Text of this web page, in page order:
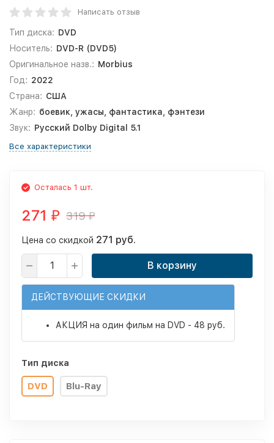
Написать отзыв
Тип диска: DVD
Носитель: DVD-R (DVD5)
Оригинальное назв.: Morbius
Год: 2022
Страна: США
Жанр: боевик, ужасы, фантастика, фэнтези
Звук: Русский Dolby Digital 5.1
Все характеристики
Осталась 1 шт.
271 ₽ 319₽
Цена со скидкой 271 руб.
В корзину
ДЕЙСТВУЮЩИЕ СКИДКИ
АКЦИЯ на один фильм на DVD - 48 руб.
Тип диска
DVD Blu-Ray